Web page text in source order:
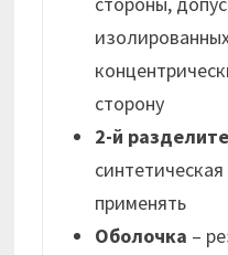
сторону
2-й
применять
Оболочка –